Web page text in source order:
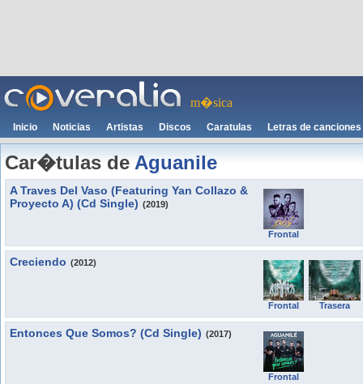
m�sica
Inicio Noticias Artistas Discos Caratulas Letras de canciones
Car�tulas de Aguanile
A Traves Del Vaso (Featuring Yan Collazo &
Proyecto A) (Cd Single) (2019)
Frontal
Creciendo (2012)
Frontal Trasera
Entonces Que Somos? (Cd Single) (2017)
Frontal